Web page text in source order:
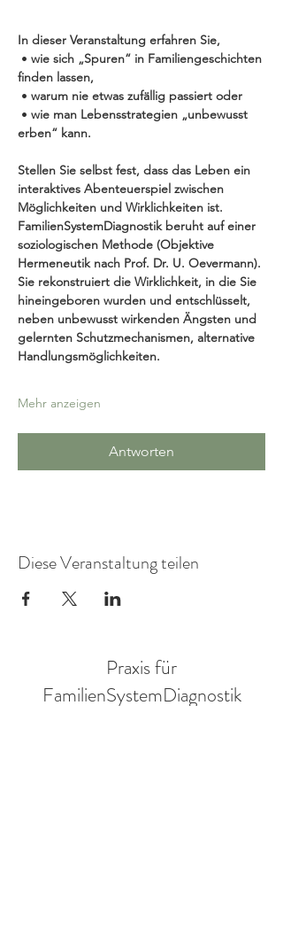
In dieser Veranstaltung erfahren Sie,
• wie sich „Spuren“ in Familiengeschichten
finden lassen,
• warum nie etwas zufällig passiert oder
• wie man Lebensstrategien „unbewusst
erben“ kann.
Stellen Sie selbst fest, dass das Leben ein
interaktives Abenteuerspiel zwischen
Möglichkeiten und Wirklichkeiten ist.
FamilienSystemDiagnostik beruht auf einer
soziologischen Methode (Objektive
Hermeneutik nach Prof. Dr. U. Oevermann).
Sie rekonstruiert die Wirklichkeit, in die Sie
hineingeboren wurden und entschlüsselt,
neben unbewusst wirkenden Ängsten und
gelernten Schutzmechanismen, alternative
Handlungsmöglichkeiten.
Mehr anzeigen
Antworten
Diese Veranstaltung teilen
Praxis für
FamilienSystemDiagnostik